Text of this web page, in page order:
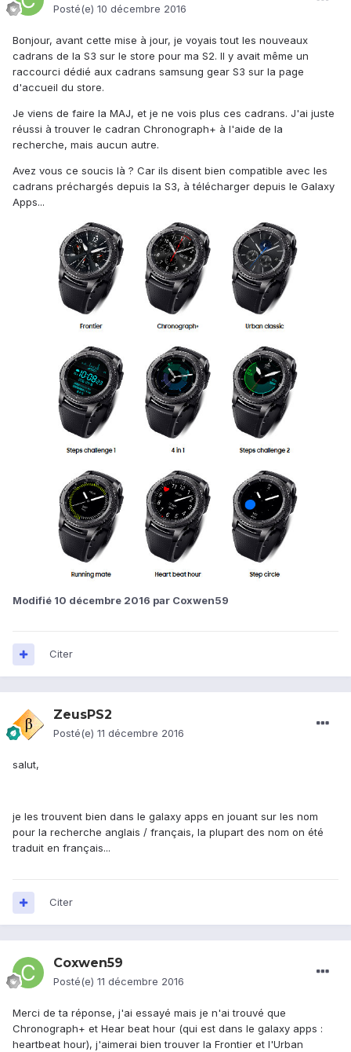
Posté(e) 10 décembre 2016
Bonjour, avant cette mise à jour, je voyais tout les nouveaux
cadrans de la S3 sur le store pour ma S2. Il y avait même un
raccourci dédié aux cadrans samsung gear S3 sur la page
d'accueil du store.
Je viens de faire la MAJ, et je ne vois plus ces cadrans. J'ai juste
réussi à trouver le cadran Chronograph+ à l'aide de la
recherche, mais aucun autre.
Avez vous ce soucis là ? Car ils disent bien compatible avec les
cadrans préchargés depuis la S3, à télécharger depuis le Galaxy
Apps...
Modifié 10 décembre 2016 par Coxwen59
Citer
ZeusPS2
Posté(e) 11 décembre 2016
salut,
je les trouvent bien dans le galaxy apps en jouant sur les nom
pour la recherche anglais / français, la plupart des nom on été
traduit en français...
Citer
Coxwen59
Posté(e) 11 décembre 2016
Merci de ta réponse, j'ai essayé mais je n'ai trouvé que
Chronograph+ et Hear beat hour (qui est dans le galaxy apps :
heartbeat hour), j'aimerai bien trouver la Frontier et l'Urban